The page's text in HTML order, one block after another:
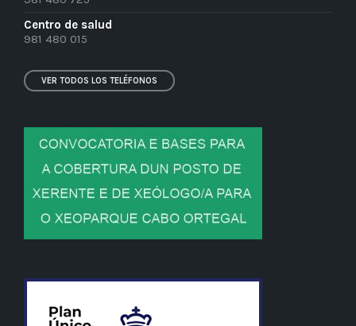
Centro de salud
981 480 015
VER TODOS LOS TELÉFONOS